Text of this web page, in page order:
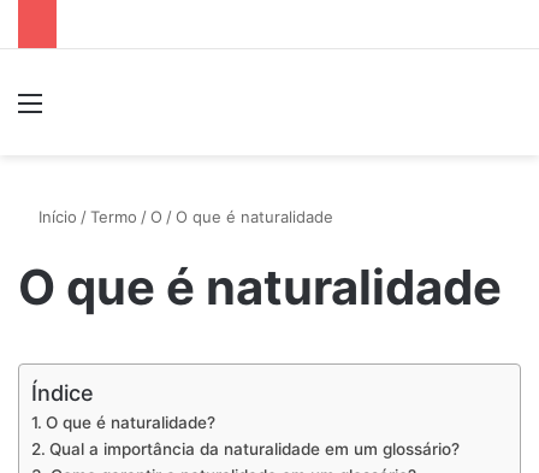
Início /Termo /O /O que é naturalidade
O que é naturalidade
Índice
O que é naturalidade?
Qual a importância da naturalidade em um glossário?